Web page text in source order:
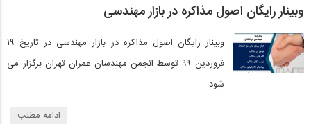
وبینار رایگان اصول مذاکره در بازار مهندسی
وبینار رایگان اصول مذاکره در بازار مهندسی در تاریخ ۱۹
فروردین ۹۹ توسط انجمن مهندسان عمران تهران برگزار می
شود.
ادامه مطلب